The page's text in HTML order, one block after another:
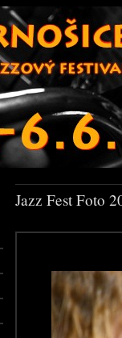
Jazz Fest Foto